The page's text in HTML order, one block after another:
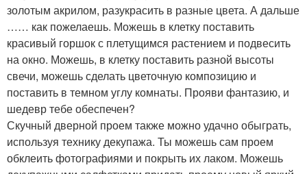
золотым акрилом, разукрасить в разные цвета. А дальше
…… как пожелаешь. Можешь в клетку поставить
красивый горшок с плетущимся растением и подвесить
на окно. Можешь, в клетку поставить разной высоты
свечи, можешь сделать цветочную композицию и
поставить в темном углу комнаты. Прояви фантазию, и
шедевр тебе обеспечен?
Скучный дверной проем также можно удачно обыграть,
используя технику декупажа. Ты можешь сам проем
обклеить фотографиями и покрыть их лаком. Можешь